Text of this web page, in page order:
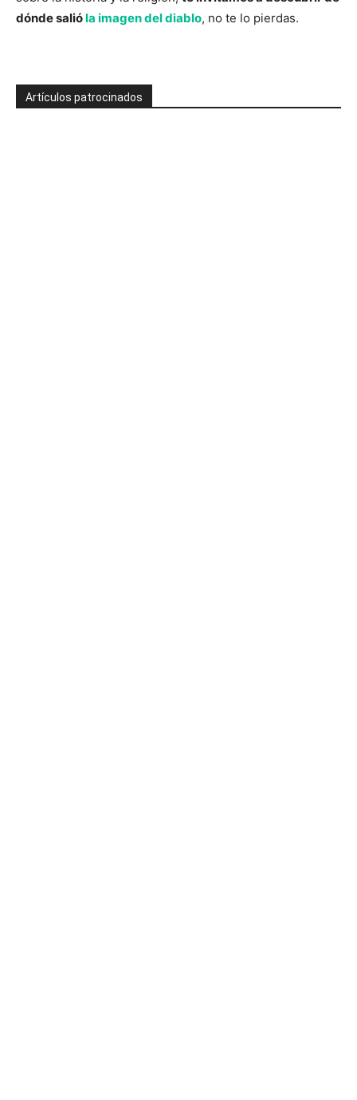
dónde salióla imagen del diablo, no te lo pierdas.
Artículos patrocinados